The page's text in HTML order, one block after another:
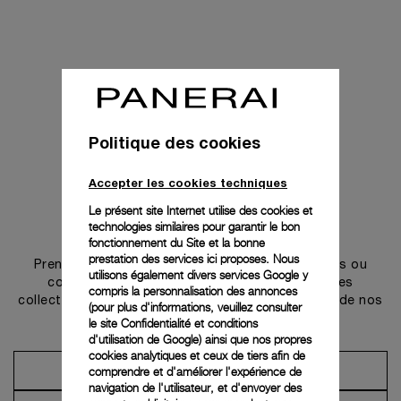
Prendre contact
Prenez rendez-vous dans l’une de nos boutiques ou
contactez notre conciergerie pour découvrir les
collections et bénéficier des conseils ou services de nos
ambassadeurs.
Prendre un rendez-vous
Politique des cookies
Accepter les cookies techniques
Le présent site Internet utilise des cookies et
technologies similaires pour garantir le bon
fonctionnement du Site et la bonne
prestation des services ici proposes. Nous
utilisons également divers services Google y
compris la personnalisation des annonces
(pour plus d'informations, veuillez consulter
le site Confidentialité et conditions
d'utilisation de Google) ainsi que nos propres
cookies analytiques et ceux de tiers afin de
comprendre et d'améliorer l'expérience de
navigation de l'utilisateur, et d'envoyer des